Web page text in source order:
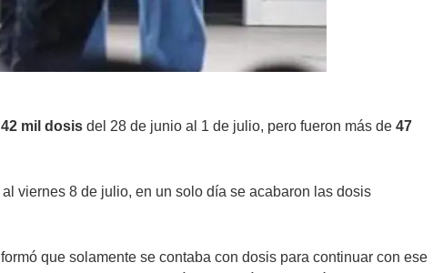
42 mil dosis del 28 de junio al 1 de julio, pero fueron más de 47
viernes 8 de julio, en un solo día se acabaron las dosis
que solamente se contaba con dosis para continuar con ese